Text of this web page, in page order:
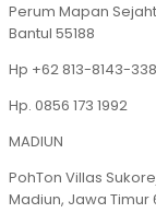
Perum Mapan
Bantul 55188
Hp +62 813-8143-
Hp. 0856 173 1992
MADIUN
PohTon Villas
Madiun, Jawa Timur